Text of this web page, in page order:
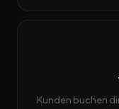
Kunden buchen